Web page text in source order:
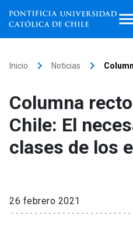
Facultades, escuelas e
institutos
Investigación
Extensión
Inicio keyboard_arrow_right Noticias keyboard_arrow_right
Columna
Chile: El
clases de los
26 febrero 2021